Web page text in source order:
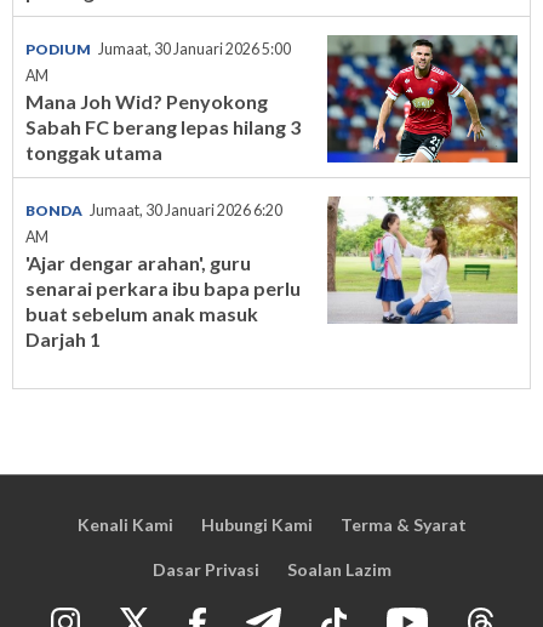
PODIUM Jumaat, 30 Januari 2026 5:00
AM
Mana Joh Wid? Penyokong
Sabah FC berang lepas hilang 3
tonggak utama
BONDA Jumaat, 30 Januari 2026 6:20
AM
'Ajar dengar arahan', guru
senarai perkara ibu bapa perlu
buat sebelum anak masuk
Darjah 1
Kenali Kami Hubungi Kami Terma & Syarat
Dasar Privasi Soalan Lazim